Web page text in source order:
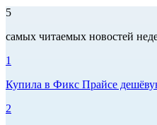
5
самых читаемых новостей
1
Купила в Фикс Прайсе
2